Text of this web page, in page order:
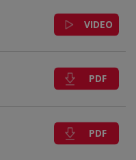
VIDEO
PDF
PDF